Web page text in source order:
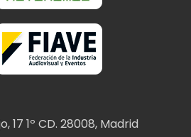
17 1º CD. 28008, Madrid